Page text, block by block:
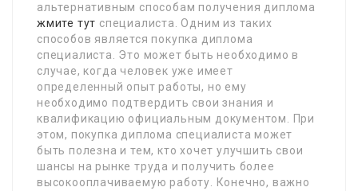
альтернативным способам получения диплома
жмите тут специалиста. Одним из таких
способов является покупка диплома
специалиста. Это может быть необходимо в
случае, когда человек уже имеет
определенный опыт работы, но ему
необходимо подтвердить свои знания и
квалификацию официальным документом. При
этом, покупка диплома специалиста может
быть полезна и тем, кто хочет улучшить свои
шансы на рынке труда и получить более
высокооплачиваемую работу. Конечно, важно